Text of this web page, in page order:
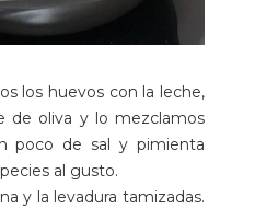
los huevos con la leche,
de oliva y lo mezclamos
poco de sal y pimienta
al gusto.
y la levadura tamizadas.